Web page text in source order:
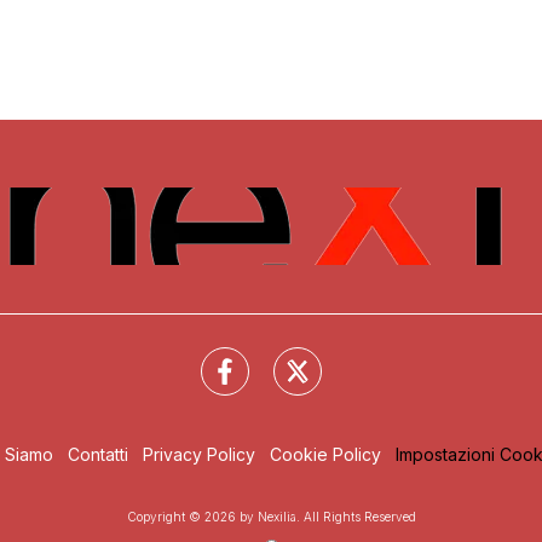
Siamo Contatti Privacy Policy Cookie Policy Impostazioni
Copyright © 2026 by Nexilia. All Rights Reserved